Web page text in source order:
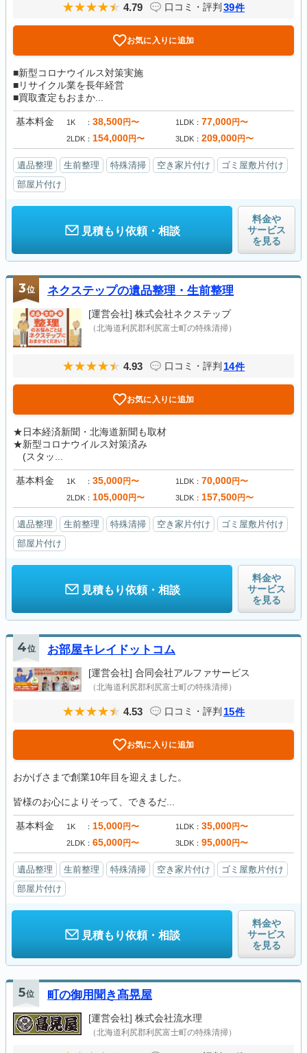
4.79 口コミ・評判 39件
お気に入りに追加
■新型コロナウイルス対策実施
■リサイクル業を長年経営
■買取査定もおまか...
基本料金 1K 38,500円〜 1LDK 77,000円〜
2LDK 154,000円〜 3LDK 209,000円〜
遺品整理 生前整理 特殊清掃 空き家片付け
ゴミ屋敷片付け
部屋片付け
見積もり依頼・相談
料金や
サービス
を見る
3位 ネクステップの遺品整理・生前整理
[運営会社] 株式会社ネクステップ
（北海道利尻郡利尻富士町の特殊清掃）
4.93 口コミ・評判 14件
お気に入りに追加
★日本経済新聞・北海道新聞も取材
★新型コロナウイルス対策済み
(スタッ...
基本料金 1K 35,000円〜 1LDK 70,000円〜
2LDK 105,000円〜 3LDK 157,500円〜
遺品整理 生前整理 特殊清掃 空き家片付け
ゴミ屋敷片付け
部屋片付け
見積もり依頼・相談
料金や
サービス
を見る
4位 お部屋キレイドットコム
[運営会社] 合同会社アルファサービス
（北海道利尻郡利尻富士町の特殊清掃）
4.53 口コミ・評判 15件
お気に入りに追加
おかげさまで創業10年目を迎えました。
皆様のお心によりそって、できるだ...
基本料金 1K 15,000円〜 1LDK 35,000円〜
2LDK 65,000円〜 3LDK 95,000円〜
遺品整理 生前整理 特殊清掃 空き家片付け
ゴミ屋敷片付け
部屋片付け
見積もり依頼・相談
料金や
サービス
を見る
5位 町の御用聞き髙晃屋
[運営会社] 株式会社流水理
（北海道利尻郡利尻富士町の特殊清掃）